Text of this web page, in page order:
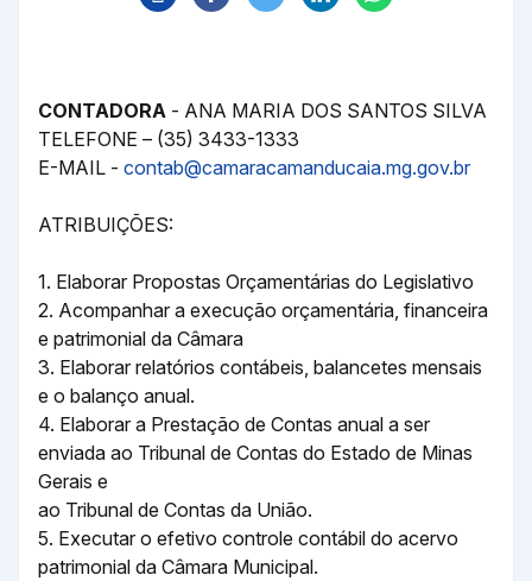
CONTADORA - ANA MARIA DOS SANTOS SILVA
TELEFONE – (35) 3433-1333
E-MAIL - contab@camaracamanducaia.mg.gov.br
ATRIBUIÇÕES:
1. Elaborar Propostas Orçamentárias do Legislativo
2. Acompanhar a execução orçamentária, financeira
e patrimonial da Câmara
3. Elaborar relatórios contábeis, balancetes mensais
e o balanço anual.
4. Elaborar a Prestação de Contas anual a ser
enviada ao Tribunal de Contas do Estado de Minas
Gerais e
ao Tribunal de Contas da União.
5. Executar o efetivo controle contábil do acervo
patrimonial da Câmara Municipal.